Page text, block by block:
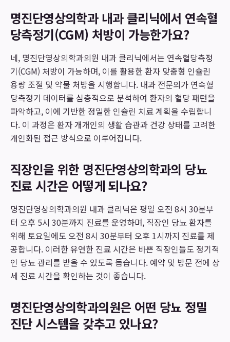
명진단영상의학과 내과 클리닉에서 연속혈
당측정기(CGM) 처방이 가능한가요?
네, 명진단영상의학과의원 내과 클리닉에서는 연속혈당측정
기(CGM) 처방이 가능하며, 이를 활용한 환자 맞춤형 인슐린
용량 조절 및 약물 처방을 시행합니다. 내과 전문의가 연속혈
당측정기 데이터를 심층적으로 분석하여 환자의 혈당 패턴을
파악하고, 이에 기반한 정밀한 인슐린 치료 계획을 수립합니
다. 이 과정은 환자 개개인의 생활 습관과 건강 상태를 고려한
개인화된 접근 방식으로 이루어집니다.
직장인을 위한 명진단영상의학과의 당뇨
진료 시간은 어떻게 되나요?
명진단영상의학과의원 내과 클리닉은 평일 오전 8시 30분부
터 오후 5시 30분까지 진료를 운영하며, 직장인 당뇨 환자를
위해 토요일에도 오전 8시 30분부터 오후 1시까지 진료를 제
공합니다. 이러한 유연한 진료 시간은 바쁜 직장인들도 정기적
인 당뇨 관리를 받을 수 있도록 돕습니다. 예약 및 방문 전에 상
세 진료 시간을 확인하는 것이 좋습니다.
명진단영상의학과의원은 어떤 당뇨 정밀
진단 시스템을 갖추고 있나요?